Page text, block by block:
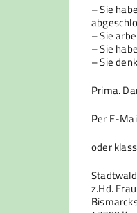
– Sie
– Sie
– Sie
– Sie
Prima.
Per E-
oder
z.Hd.